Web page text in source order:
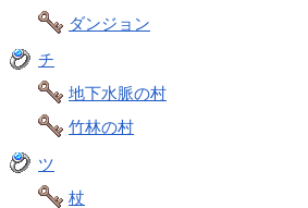
ダンジョン
チ
地下水脈の村
竹林の村
ツ
杖